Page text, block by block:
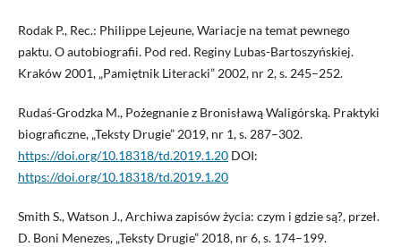
Rodak P., Rec.: Philippe Lejeune, Wariacje na temat pewnego
paktu. O autobiografii. Pod red. Reginy Lubas-Bartoszyńskiej.
Kraków 2001, „Pamiętnik Literacki” 2002, nr 2, s. 245–252.
Rudaś-Grodzka M., Pożegnanie z Bronisławą Waligórską. Praktyki
biograficzne, „Teksty Drugie” 2019, nr 1, s. 287–302.
https://doi.org/10.18318/td.2019.1.20DOI:
https://doi.org/10.18318/td.2019.1.20
Smith S., Watson J., Archiwa zapisów życia: czym i gdzie są?, przeł.
D. Boni Menezes, „Teksty Drugie” 2018, nr 6, s. 174–199.